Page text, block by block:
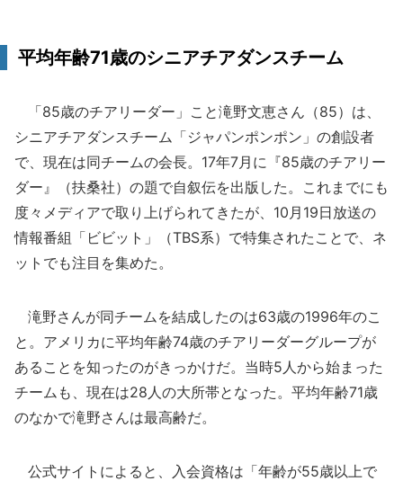
平均年齢71歳のシニアチアダンスチーム
「85歳のチアリーダー」こと滝野文恵さん（85）は、
シニアチアダンスチーム「ジャパンポンポン」の創設者
で、現在は同チームの会長。17年7月に『85歳のチアリー
ダー』（扶桑社）の題で自叙伝を出版した。これまでにも
度々メディアで取り上げられてきたが、10月19日放送の
情報番組「ビビット」（TBS系）で特集されたことで、ネ
ットでも注目を集めた。
滝野さんが同チームを結成したのは63歳の1996年のこ
と。アメリカに平均年齢74歳のチアリーダーグループが
あることを知ったのがきっかけだ。当時5人から始まった
チームも、現在は28人の大所帯となった。平均年齢71歳
のなかで滝野さんは最高齢だ。
公式サイトによると、入会資格は「年齢が55歳以上で